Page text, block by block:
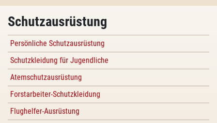
Schutzausrüstung
Persönliche Schutzausrüstung
Schutzkleidung für Jugendliche
Atemschutzausrüstung
Forstarbeiter-Schutzkleidung
Flughelfer-Ausrüstung